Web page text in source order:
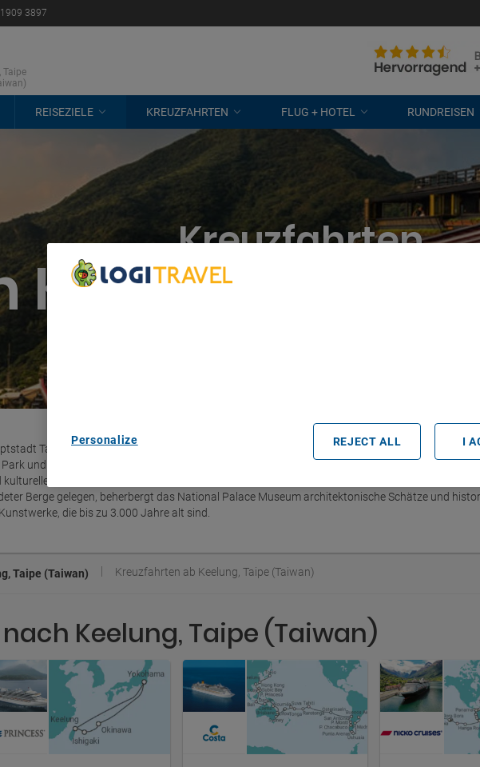
3897
Taipe
REISEZIELE KREUZFAHRTEN FLUG + HOTEL RUNDREISEN
Kreuzfahrten
Keelung,
Taipeh entfernt. Der Hafen von Keelung ist der zweitgrößte Handelshafen von Taiwan
und das Nationalmuseum. Vor allem der Besuch des Nachtmarktes ist bei Touristen sehr
Zentrum Taiwans. Zu den touristischen Sehenswürdigkeiten gehören der Neue Park,
Berge gelegen, beherbergt das National Palace Museum architektonische Schätze und
die bis zu 3.000 Jahre alt sind.
Taipe (Taiwan) Kreuzfahrten ab Keelung, Taipe (Taiwan)
Keelung, Taipe (Taiwan)
Personalize REJECT ALL I